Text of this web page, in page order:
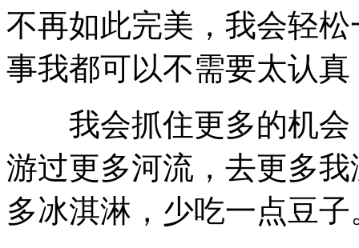
不再如此完美，我会轻
事我都可以不需要太认
我会抓住更多的机会
游过更多河流，去更多
多冰淇淋，少吃一点豆子